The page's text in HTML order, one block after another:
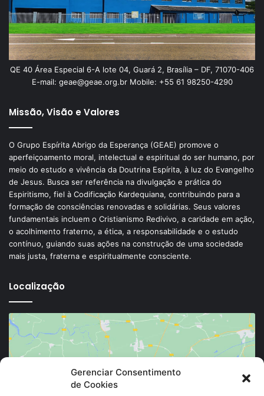
Gerenciar Consentimento
de Cookies
QE 40 Área Especial 6-A lote 04, Guará 2, Brasília – DF, 71070-406
E-mail: geae@geae.org.br Mobile: +55 61 98250-4290
Missão, Visão e Valores
O Grupo Espírita Abrigo da Esperança (GEAE) promove o
aperfeiçoamento moral, intelectual e espiritual do ser humano, por
meio do estudo e vivência da Doutrina Espírita, à luz do Evangelho
de Jesus. Busca ser referência na divulgação e prática do
Espiritismo, fiel à Codificação Kardequiana, contribuindo para a
formação de consciências renovadas e solidárias. Seus valores
fundamentais incluem o Cristianismo Redivivo, a caridade em ação,
o acolhimento fraterno, a ética, a responsabilidade e o estudo
contínuo, guiando suas ações na construção de uma sociedade
mais justa, fraterna e espiritualmente consciente.
Localização